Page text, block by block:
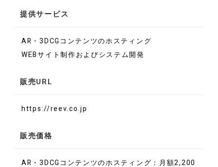
提供サービス
AR・3DCGコンテンツのホスティング
WEBサイト制作およびシステム開発
販売URL
https://reev.co.jp
販売価格
AR・3DCGコンテンツのホスティング：月額2,200